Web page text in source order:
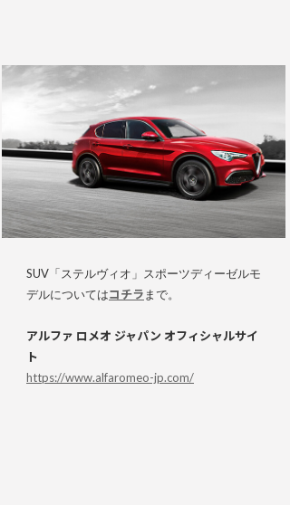
SUV「ステルヴィオ」スポーツディーゼルモ
デルについてはコチラ まで。
アルファ ロメオ ジャパン オフィシャルサイ
ト
https://www.alfaromeo-jp.com/